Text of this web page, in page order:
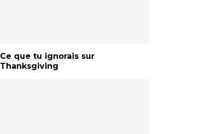
Ce que tu ignorais sur
Thanksgiving